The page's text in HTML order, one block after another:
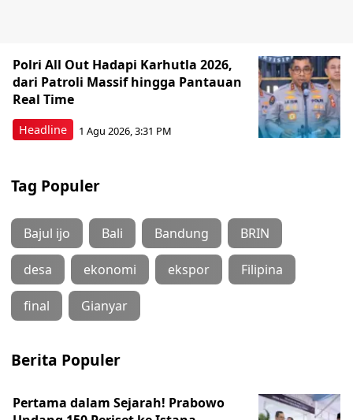
Headline
Polri All Out Hadapi Karhutla 2026,
dari Patroli Massif hingga Pantauan
Real Time
1 Agu 2026, 3:31 PM
Tag Populer
Bajul ijo Bali Bandung BRIN
desa ekonomi ekspor Filipina
final Gianyar
Berita Populer
Pertama dalam Sejarah! Prabowo